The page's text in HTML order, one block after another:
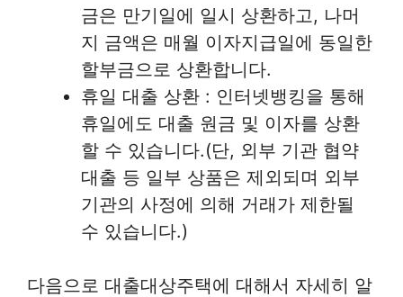
금은 만기일에 일시 상환하고, 나머
지 금액은 매월 이자지급일에 동일한
할부금으로 상환합니다.
휴일 대출 상환 : 인터넷뱅킹을 통해
휴일에도 대출 원금 및 이자를 상환
할 수 있습니다.(단, 외부 기관 협약
대출 등 일부 상품은 제외되며 외부
기관의 사정에 의해 거래가 제한될
수 있습니다.)
다음으로 대출대상주택에 대해서 자세히 알